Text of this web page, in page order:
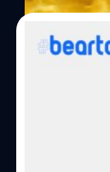
Chi-Kuo ว่าจะเ
ตั้งแต่ปี 2017 ซึ่
ยุค iPhone 5 อี
ใช้กันอยู่ตอนนี้
สาวกหลายคน
iPhone 12 Pro
จะทำกล้องหลัง
อาจจะต้องรอช่
มากกว่านี้ แต่นี่ก็
เป็นดีไซน์ที่สาว
เผยภาพหน้า
มีข่าวว่า Apple
iPhone 9 ในช่ว
อร์จาก
iPhone SE 2